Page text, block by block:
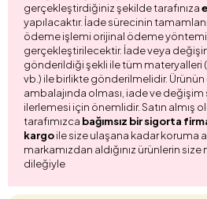
gerçekleştirdiğiniz şekilde tarafınıza
yapılacaktır. İade sürecinin
ödeme işlemi orijinal ödeme
gerçekleştirilecektir. İade veya
gönderildiği şekli ile tüm materyalleri (
vb.) ile birlikte gönderilmelidir. Ürünün
ambalajında olması, iade ve
ilerlemesi için önemlidir. Satın almış
tarafımızca bağımsız bir sigorta
kargoile size ulaşana kadar koruma
markamızdan aldığınız ürünlerin
dileğiyle